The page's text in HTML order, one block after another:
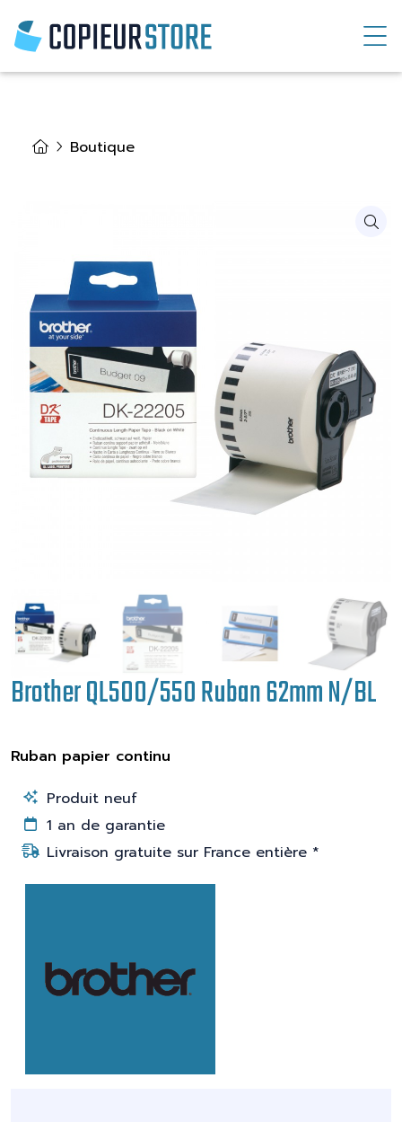
Boutique
Brother QL500/550 Ruban 62mm N/BL
Ruban papier continu
Produit neuf
1 an de garantie
Livraison gratuite sur France entière *